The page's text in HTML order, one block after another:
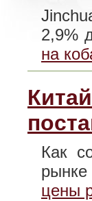
2,9%
на
Как
цены